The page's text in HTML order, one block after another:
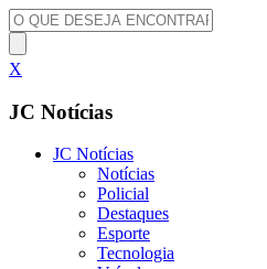
X
JC Notícias
JC Notícias
Notícias
Policial
Destaques
Esporte
Tecnologia